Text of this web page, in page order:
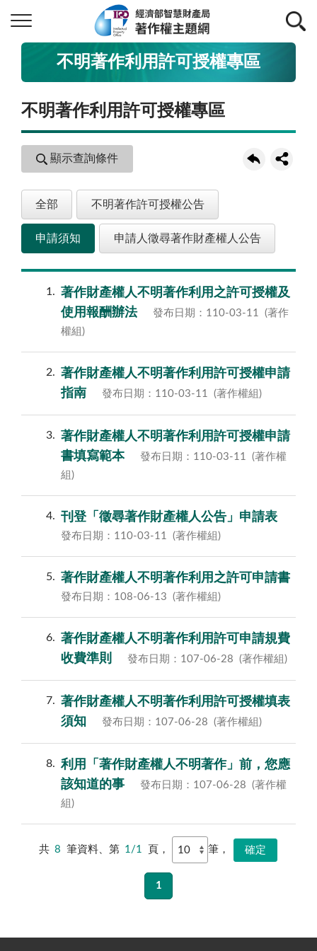
不明著作利用許可授權專區
不明著作利用許可授權專區
顯示查詢條件
全部 不明著作許可授權公告
申請須知 申請人徵尋著作財產權人公告
1
著作財產權人不明著作利用之許可授權及
使用報酬辦法
發布日期：110-03-11 (著作
權組)
2
著作財產權人不明著作利用許可授權申請
指南
發布日期：110-03-11 (著作權組)
3
著作財產權人不明著作利用許可授權申請
書填寫範本
發布日期：110-03-11 (著作權
組)
4 刊登「徵尋著作財產權人公告」申請表
發布日期：110-03-11 (著作權組)
5 著作財產權人不明著作利用之許可申請書
發布日期：108-06-13 (著作權組)
6
著作財產權人不明著作利用許可申請規費
收費準則
發布日期：107-06-28 (著作權組)
7
著作財產權人不明著作利用許可授權填表
須知
發布日期：107-06-28 (著作權組)
8
利用「著作財產權人不明著作」前，您應
該知道的事
發布日期：107-06-28 (著作權
組)
共 8 筆資料、第 1/1 頁， 筆，
1